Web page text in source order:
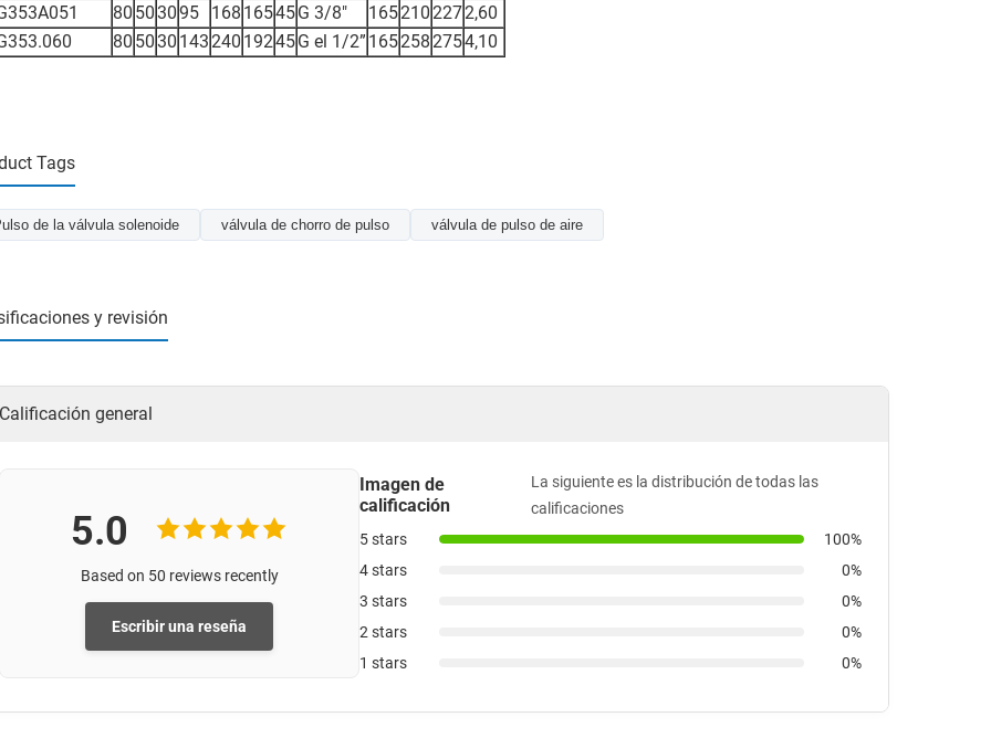
80 503095 168 16545G 3/8" 1652102272,60
80 5030 143240 19245G el 1/2” 1652582754,10
Tags
de la válvula solenoide válvula de chorro de pulso válvula de pulso de aire
y revisión
Calificación general
5.0
Based on 50 reviews recently
Escribir una reseña
Imagen de
calificación
La siguiente es la distribución de todas las
calificaciones
5 stars
100%
4 stars
0%
3 stars
0%
2 stars
0%
1 stars
0%